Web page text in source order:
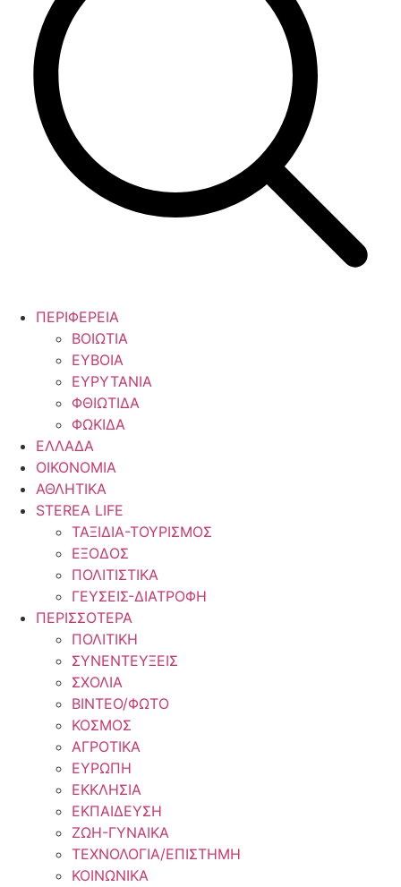
ΠΕΡΙΦΕΡΕΙΑ
ΒΟΙΩΤΙΑ
ΕΥΒΟΙΑ
ΕΥΡΥΤΑΝΙΑ
ΦΘΙΩΤΙΔΑ
ΦΩΚΙΔΑ
ΕΛΛΑΔΑ
ΟΙΚΟΝΟΜΙΑ
ΑΘΛΗΤΙΚΑ
STEREA LIFE
ΤΑΞΙΔΙΑ-ΤΟΥΡΙΣΜΟΣ
ΕΞΟΔΟΣ
ΠΟΛΙΤΙΣΤΙΚΑ
ΓΕΥΣΕΙΣ-ΔΙΑΤΡΟΦΗ
ΠΕΡΙΣΣΟΤΕΡΑ
ΠΟΛΙΤΙΚΗ
ΣΥΝΕΝΤΕΥΞΕΙΣ
ΣΧΟΛΙΑ
ΒΙΝΤΕΟ/ΦΩΤΟ
ΚΟΣΜΟΣ
ΑΓΡΟΤΙΚΑ
ΕΥΡΩΠΗ
ΕΚΚΛΗΣΙΑ
ΕΚΠΑΙΔΕΥΣΗ
ΖΩΗ-ΓΥΝΑΙΚΑ
ΤΕΧΝΟΛΟΓΙΑ/ΕΠΙΣΤΗΜΗ
ΚΟΙΝΩΝΙΚΑ